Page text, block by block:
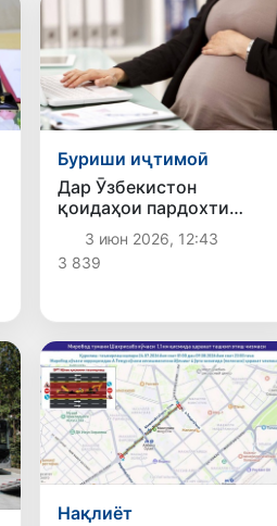
Буриши иҷтимоӣ
Дар Ӯзбекистон
қоидаҳои пардохти
кумакпулиҳои
ҳомиладорӣ ва
муваққатан корношоямӣ
3 июн 2026, 12:43
3 839
Нақлиёт